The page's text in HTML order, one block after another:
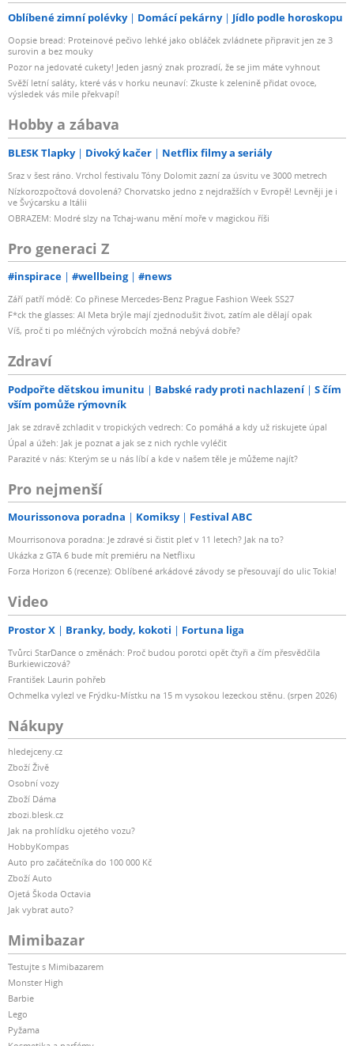
Oblíbené zimní polévky Domácí pekárny Jídlo podle horoskopu
Oopsie bread: Proteinové pečivo lehké jako obláček zvládnete připravit jen ze 3
surovin a bez mouky
Pozor na jedovaté cukety! Jeden jasný znak prozradí, že se jim máte vyhnout
Svěží letní saláty, které vás v horku neunaví: Zkuste k zelenině přidat ovoce,
výsledek vás mile překvapí!
Hobby a zábava
BLESK Tlapky Divoký kačer Netflix filmy a seriály
Sraz v šest ráno. Vrchol festivalu Tóny Dolomit zazní za úsvitu ve 3000 metrech
Nízkorozpočtová dovolená? Chorvatsko jedno z nejdražších v Evropě! Levněji je i
ve Švýcarsku a Itálii
OBRAZEM: Modré slzy na Tchaj-wanu mění moře v magickou říši
Pro generaci Z
#inspirace #wellbeing #news
Září patří módě: Co přinese Mercedes-Benz Prague Fashion Week SS27
F*ck the glasses: AI Meta brýle mají zjednodušit život, zatím ale dělají opak
Víš, proč ti po mléčných výrobcích možná nebývá dobře?
Zdraví
Podpořte dětskou imunitu Babské rady proti nachlazení
S čím
vším pomůže rýmovník
Jak se zdravě zchladit v tropických vedrech: Co pomáhá a kdy už riskujete úpal
Úpal a úžeh: Jak je poznat a jak se z nich rychle vyléčit
Parazité v nás: Kterým se u nás líbí a kde v našem těle je můžeme najít?
Pro nejmenší
Mourissonova poradna Komiksy Festival ABC
Mourrisonova poradna: Je zdravé si čistit pleť v 11 letech? Jak na to?
Ukázka z GTA 6 bude mít premiéru na Netflixu
Forza Horizon 6 (recenze): Oblíbené arkádové závody se přesouvají do ulic Tokia!
Video
Prostor X Branky, body, kokoti Fortuna liga
Tvůrci StarDance o změnách: Proč budou porotci opět čtyři a čím přesvědčila
Burkiewiczová?
František Laurin pohřeb
Ochmelka vylezl ve Frýdku-Místku na 15 m vysokou lezeckou stěnu. (srpen 2026)
Nákupy
hledejceny.cz
Zboží Živě
Osobní vozy
Zboží Dáma
zbozi.blesk.cz
Jak na prohlídku ojetého vozu?
HobbyKompas
Auto pro začátečníka do 100 000 Kč
Zboží Auto
Ojetá Škoda Octavia
Jak vybrat auto?
Mimibazar
Testujte s Mimibazarem
Monster High
Barbie
Lego
Pyžama